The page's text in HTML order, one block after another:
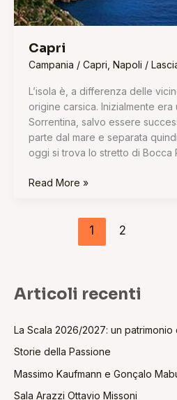
Capri
Campania / Capri Napoli /
L’isola è, a differenza delle
origine carsica. Inizialmente era
Sorrentina, salvo essere
parte dal mare e separata
oggi si trova lo stretto di Bocca
Read More »
1 2
Articoli recenti
La Scala 2026/2027: un patrimonio
Storie della Passione
Massimo Kaufmann e Gonçalo
Sala Arazzi Ottavio Missoni